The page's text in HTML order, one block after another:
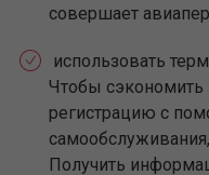
совершает
использовать
Чтобы
регистрацию с
Получить